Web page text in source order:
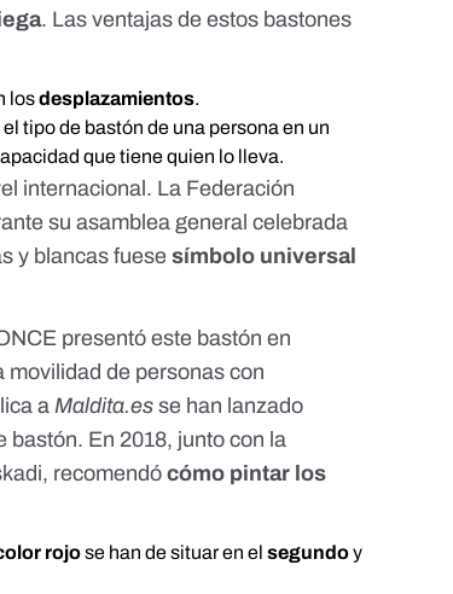
. Lasventajas de estos bastones
losdesplazamientos.
el tipo de bastón de una persona en un
que tiene quien lo lleva.
internacional. La Federación
su asamblea general celebrada
y blancas fuesesímbolo universal
presentó este bastón en
movilidad de personas con
aMaldita.es se han lanzado
bastón. En 2018, junto con la
recomendó cómo pintar los
rojose han de situar en elsegundoy